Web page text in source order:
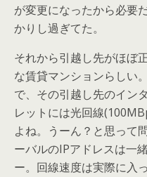
が変更になったから必要
かりし過ぎてた。
それから引越し先がほぼ
な賃貸マンションらしい
で、その引越し先のイン
レットには光回線
よね。うーん？と思って
ーバルのIPアドレスは一
ー。回線速度は実際に入